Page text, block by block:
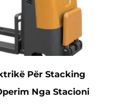
Për Stacking
Nga Stacioni